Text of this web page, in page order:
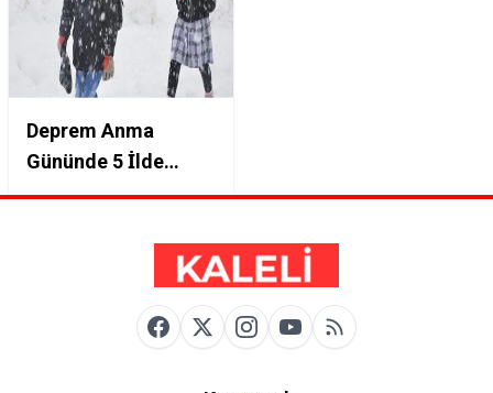
Deprem Anma
Gününde 5 İlde
Eğitime Bir Günlük